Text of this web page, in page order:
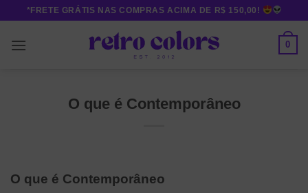
content
*FRETE GRÁTIS NAS COMPRAS ACIMA DE R$ 150,00!
0
O que é Contemporâneo
O que é Contemporâneo